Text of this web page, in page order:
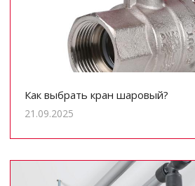
Как выбрать кран шаровый?
21.09.2025